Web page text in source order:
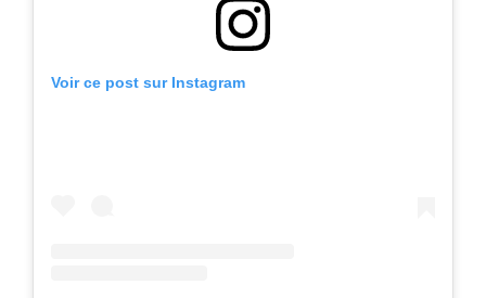
Voir ce post sur Instagram